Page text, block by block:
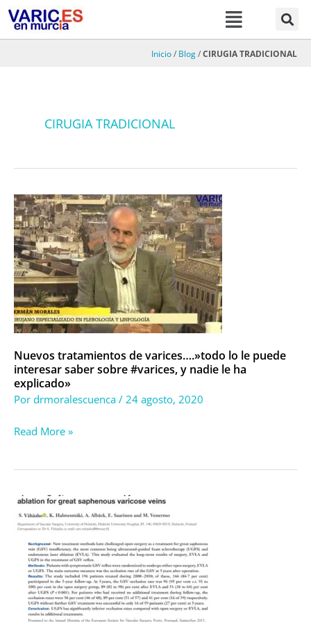
Menú
Inicio/ Blog/CIRUGIA TRADICIONAL
CIRUGIA TRADICIONAL
Nuevos tratamientos de varices….»todo lo le puede
interesar saber sobre #varices, y nadie le ha
explicado»
Por drmoralescuenca / 24 agosto, 2020
Nuevos
tratamientos
de
varices….»todo
lo
le
puede
interesar
saber
sobre
#varices,
nadie
Read More »
TRATAMIENTOS
DE
VARICES:
Nuevo
estudio
controlado